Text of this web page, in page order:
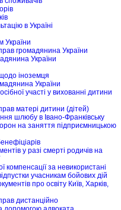
в Україні
України
громадянина України
України
іноземця
України
участі у вихованні дитини
матері дитини (дітей)
шлюбу в Івано-Франківську
на заняття підприємницькою
у разі смерті родичів на
компенсації за невикористані
учасникам бойових дій
про освіту Київ, Харків,
дистанційно